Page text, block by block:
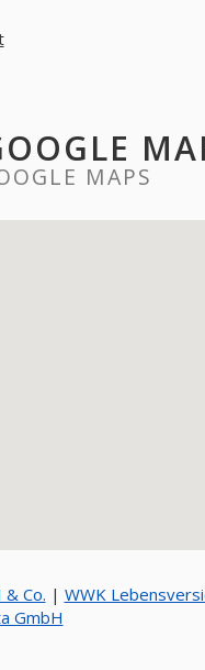
MAPS
Co. | WWK
GmbH